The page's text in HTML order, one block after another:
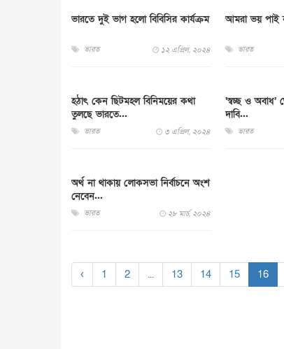
ভারতে দুই ভাগ হলো বিবিসির কার্যক্রম
ভারত ১২ এপ্রিল, ২০২৪
আমরা ভয় পাই
ভারত
হঠাৎ কেন ছিটমহল বিনিময়ের কথা
তুলছে ভারতে...
ভারত ৩ এপ্রিল, ২০২৪
‘স্বচ্ছ ও
দাবি...
ভারত
অর্থ না থাকায় লোকসভা নির্বাচনে অংশ
নেবেন...
ভারত ২৮ মার্চ, ২০২৪
‹ 1 2 ... 13 14 15 16